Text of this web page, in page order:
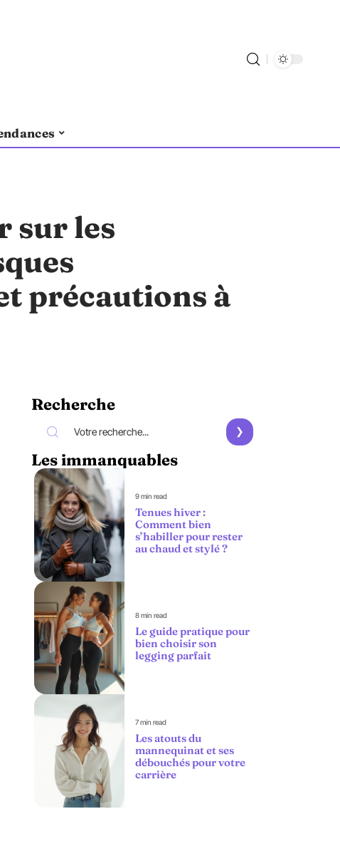
sur les
précautions à
Recherche
Les immanquables
9 min read
Tenues hiver :
Comment bien
s’habiller pour rester
au chaud et stylé ?
8 min read
Le guide pratique pour
bien choisir son
legging parfait
7 min read
Les atouts du
mannequinat et ses
débouchés pour votre
carrière